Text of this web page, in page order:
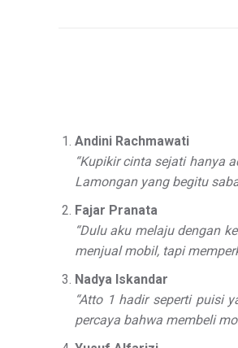
Andini Rachmawati
“Kupikir cinta sejati hanya
Lamongan yang begitu
Fajar Pranata
“Dulu aku melaju dengan
menjual mobil, tapi
Nadya Iskandar
“Atto 1 hadir seperti puisi
percaya bahwa membeli